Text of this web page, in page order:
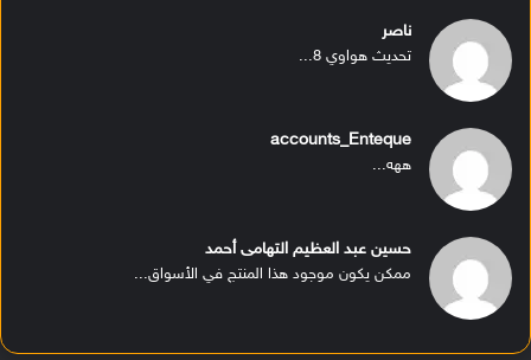
ناصر
تحديث هواوي 8...
accounts_Enteque
ههه...
حسين عبد العظيم التهامى أحمد
ممكن يكون موجود هذا المنتج في الأسواق...